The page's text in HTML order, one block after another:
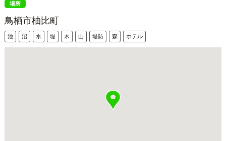
場所
鳥栖市柚比町
池 沼 水 堤 木 山 堤防 森 ホテル